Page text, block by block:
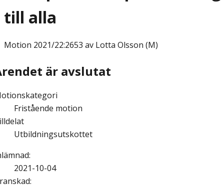
till alla
Motion 2021/22:2653 av Lotta Olsson (M)
är avslutat
Fristående motion
Utbildningsutskottet
:
2021-10-04
: